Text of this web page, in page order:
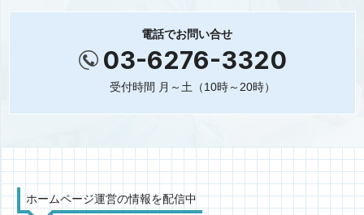
電話でお問い合せ
03-6276-3320
受付時間 月～土（10時～20時）
ホームページ運営の情報を配信中